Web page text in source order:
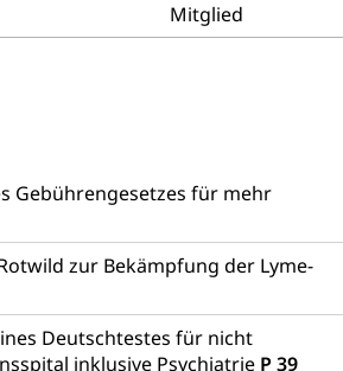
Mitglied
Gebührengesetzes für mehr
zur Bekämpfung der Lyme-
Deutschtestes für nicht
inklusive Psychiatrie P 39